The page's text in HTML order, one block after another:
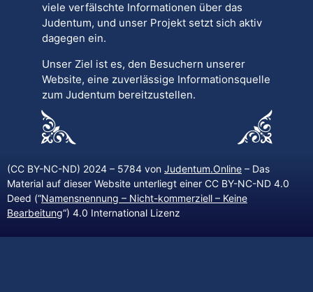
viele verfälschte Informationen über das
Judentum, und unser Projekt setzt sich aktiv
dagegen ein.
Unser Ziel ist es, den Besuchern unserer
Website, eine zuverlässige Informationsquelle
zum Judentum bereitzustellen.
(CC BY-NC-ND) 2024 – 5784 von Judentum.Online – Das
Material auf dieser Website unterliegt einer CC BY-NC-ND 4.0
Deed (“Namensnennung – Nicht-kommerziell – Keine
Bearbeitung“) 4.0 International Lizenz